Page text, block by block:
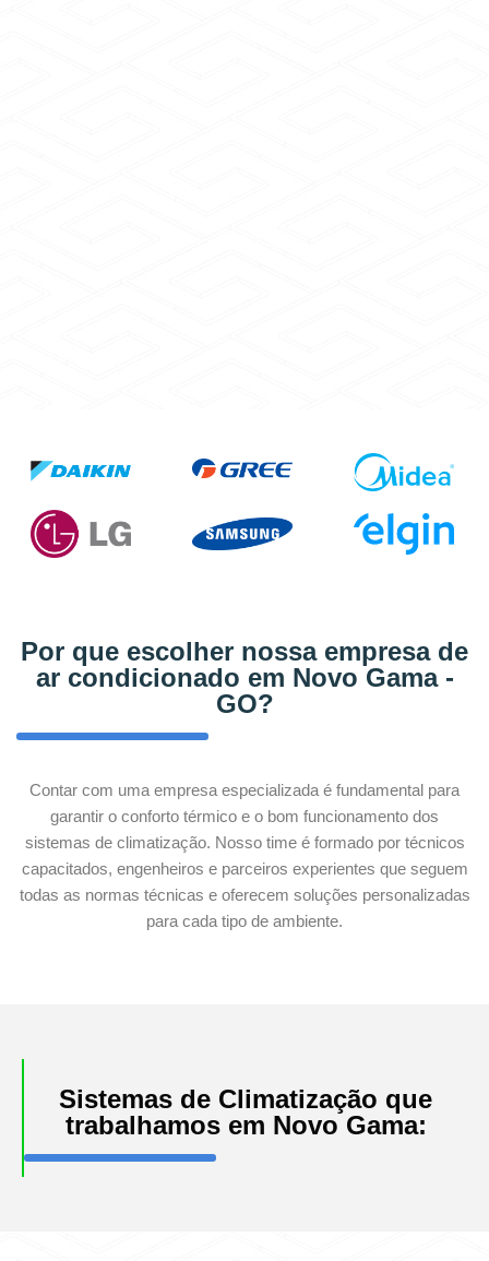
Por que escolher nossa empresa de
ar condicionado em Novo Gama -
GO?
Contar com uma empresa especializada é fundamental para
garantir o conforto térmico e o bom funcionamento dos
sistemas de climatização. Nosso time é formado por técnicos
capacitados, engenheiros e parceiros experientes que seguem
todas as normas técnicas e oferecem soluções personalizadas
para cada tipo de ambiente.
Sistemas de Climatização que
trabalhamos em Novo Gama: